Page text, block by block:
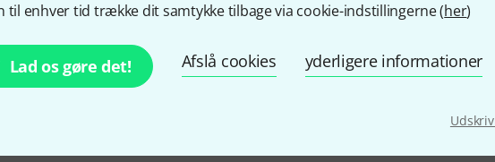
til enhver tid trække dit samtykke tilbage via cookie-indstillingerne (her)
Lad os gøre det! Afslå cookies yderligere informationer
Udskriv